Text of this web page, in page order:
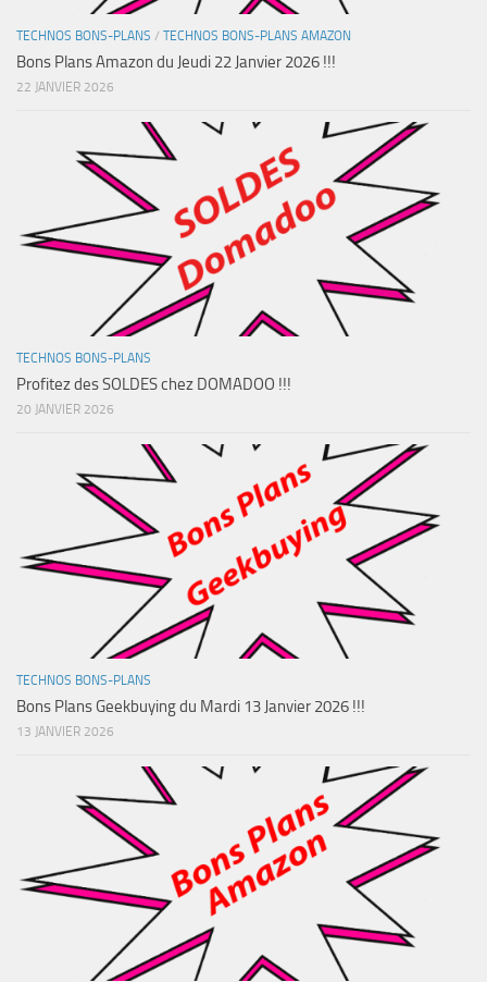
TECHNOS BONS-PLANS / TECHNOS BONS-PLANS AMAZON
Bons Plans Amazon du Jeudi 22 Janvier 2026 !!!
22 JANVIER 2026
TECHNOS BONS-PLANS
Profitez des SOLDES chez DOMADOO !!!
20 JANVIER 2026
TECHNOS BONS-PLANS
Bons Plans Geekbuying du Mardi 13 Janvier 2026 !!!
13 JANVIER 2026